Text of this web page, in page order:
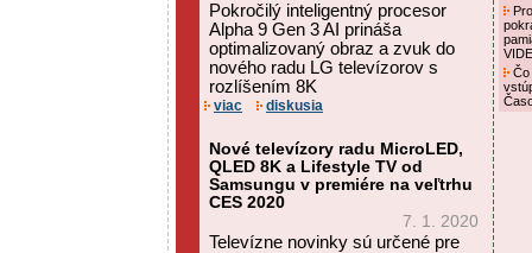
Pokročilý inteligentný procesor
Alpha 9 Gen 3 AI prináša
optimalizovaný obraz a zvuk do
nového radu LG televízorov s
rozlíšením 8K
viac diskusia
Nové televízory radu MicroLED,
QLED 8K a Lifestyle TV od
Samsungu v premiére na veľtrhu
CES 2020
7. 1. 2020
Televízne novinky sú určené pre
Čo